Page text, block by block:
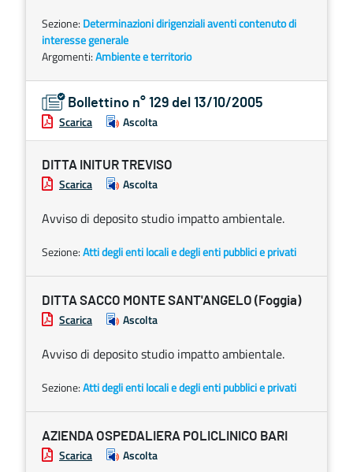
Sezione: Determinazioni dirigenziali aventi contenuto di
interesse generale
Argomenti:Ambiente e territorio
Bollettino n° 129 del 13/10/2005
Scarica Ascolta
DITTA INITUR TREVISO
Scarica Ascolta
Avviso di deposito studio impatto ambientale.
Sezione:Atti degli enti locali e degli enti pubblici e privati
DITTA SACCO MONTE SANT'ANGELO (Foggia)
Scarica Ascolta
Avviso di deposito studio impatto ambientale.
Sezione:Atti degli enti locali e degli enti pubblici e privati
AZIENDA OSPEDALIERA POLICLINICO BARI
Scarica Ascolta